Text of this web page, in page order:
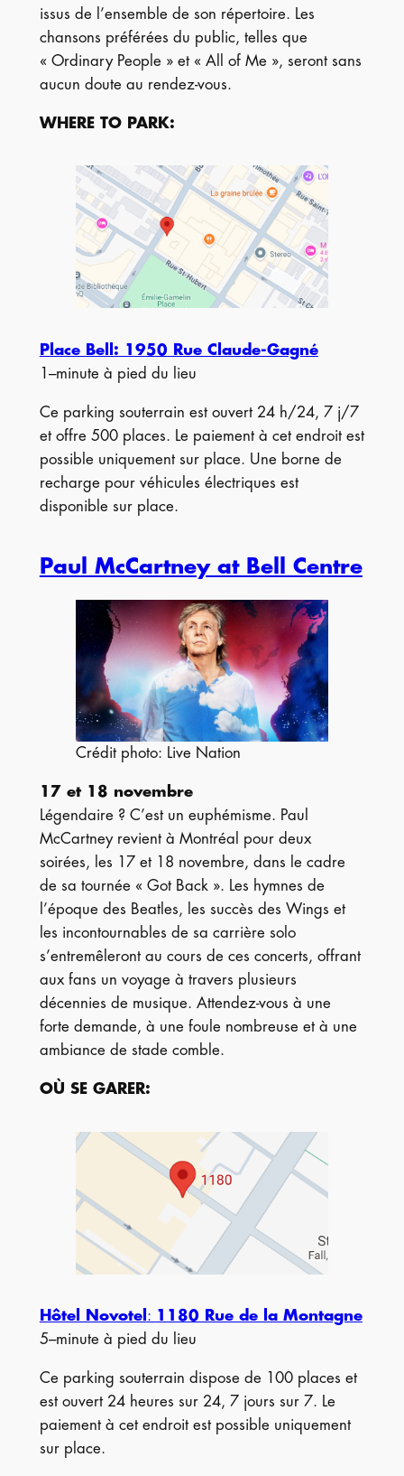
issus de l’ensemble de son répertoire. Les
chansons préférées du public, telles que
« Ordinary People » et « All of Me », seront sans
aucun doute au rendez-vous.
WHERE TO PARK:
Place Bell: 1950 Rue Claude-Gagné
1–minute à pied du lieu
Ce parking souterrain est ouvert 24 h/24, 7 j/7
et offre 500 places. Le paiement à cet endroit est
possible uniquement sur place. Une borne de
recharge pour véhicules électriques est
disponible sur place.
Paul McCartney at Bell Centre
Crédit photo: Live Nation
17 et 18 novembre
Légendaire ? C’est un euphémisme. Paul
McCartney revient à Montréal pour deux
soirées, les 17 et 18 novembre, dans le cadre
de sa tournée « Got Back ». Les hymnes de
l’époque des Beatles, les succès des Wings et
les incontournables de sa carrière solo
s’entremêleront au cours de ces concerts, offrant
aux fans un voyage à travers plusieurs
décennies de musique. Attendez-vous à une
forte demande, à une foule nombreuse et à une
ambiance de stade comble.
OÙ SE GARER:
Hôtel Novotel : 1180 Rue de la Montagne
5–minute à pied du lieu
Ce parking souterrain dispose de 100 places et
est ouvert 24 heures sur 24, 7 jours sur 7. Le
paiement à cet endroit est possible uniquement
sur place.